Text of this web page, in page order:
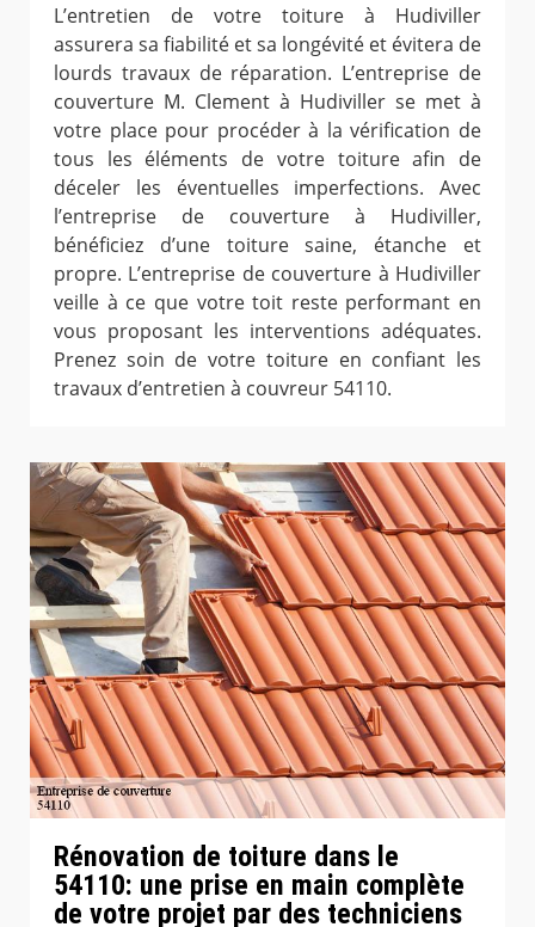
L’entretien de votre toiture à Hudiviller
assurera sa fiabilité et sa longévité et évitera de
lourds travaux de réparation. L’entreprise de
couverture M. Clement à Hudiviller se met à
votre place pour procéder à la vérification de
tous les éléments de votre toiture afin de
déceler les éventuelles imperfections. Avec
l’entreprise de couverture à Hudiviller,
bénéficiez d’une toiture saine, étanche et
propre. L’entreprise de couverture à Hudiviller
veille à ce que votre toit reste performant en
vous proposant les interventions adéquates.
Prenez soin de votre toiture en confiant les
travaux d’entretien à couvreur 54110.
Rénovation de toiture dans le
54110: une prise en main complète
de votre projet par des techniciens